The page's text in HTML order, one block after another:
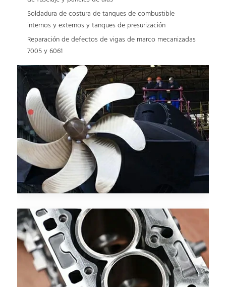
Soldadura de costura de tanques de combustible
internos y externos y tanques de presurización
Reparación de defectos de vigas de marco mecanizadas
7005 y 6061